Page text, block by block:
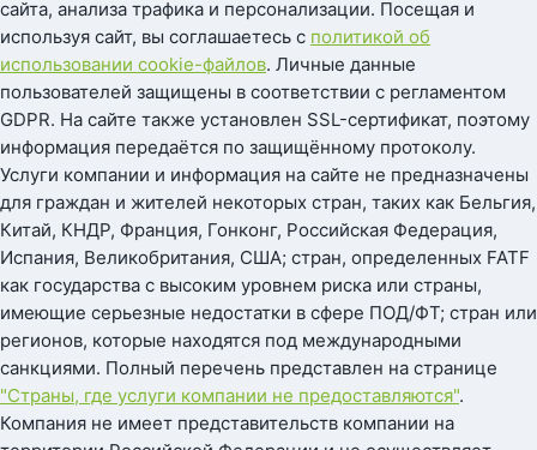
сайта, анализа трафика и персонализации. Посещая и
используя сайт, вы соглашаетесь с политикой об
использовании cookie-файлов. Личные данные
пользователей защищены в соответствии с регламентом
GDPR. На сайте также установлен SSL-сертификат, поэтому
информация передаётся по защищённому протоколу.
Услуги компании и информация на сайте не предназначены
для граждан и жителей некоторых стран, таких как Бельгия,
Китай, КНДР, Франция, Гонконг, Российская Федерация,
Испания, Великобритания, США; стран, определенных FATF
как государства с высоким уровнем риска или страны,
имеющие серьезные недостатки в сфере ПОД/ФТ; стран или
регионов, которые находятся под международными
санкциями. Полный перечень представлен на странице
"Страны, где услуги компании не предоставляются".
Компания не имеет представительств компании на